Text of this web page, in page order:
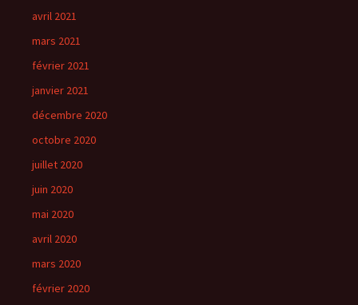
avril 2021
mars 2021
février 2021
janvier 2021
décembre 2020
octobre 2020
juillet 2020
juin 2020
mai 2020
avril 2020
mars 2020
février 2020